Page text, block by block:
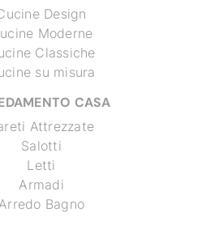
Design
Moderne
Classiche
su misura
CASA
Attrezzate
Salotti
Letti
Armadi
Bagno